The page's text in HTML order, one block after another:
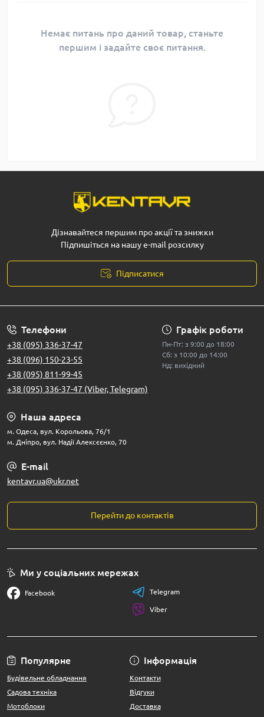
Немає питань про даний товар, станьте
першим і задайте своє питання.
Дізнавайтеся першим про акції та знижки
Підпишіться на нашу e-mail розсилку
Підписатися
Телефони
+38 (095) 336-37-47
+38 (096) 150-23-55
+38 (095) 811-99-45
+38 (095) 336-37-47 (Viber, Telegram)
Графік роботи
Пн-Пт: з 9:00 до 18:00
Сб: з 10:00 до 14:00
Нд: вихідний
Наша адреса
м. Одеса, вул. Корольова, 76/1
м. Дніпро, вул. Надії Алексєєнко, 70
E-mail
kentavr.ua@ukr.net
Перейти до контактів
Популярне
Будівельне обладнання
Садова техніка
Мотоблоки
Інформація
Контакти
Відгуки
Доставка
Ми у соціальних мережах
Facebook Telegram
Viber